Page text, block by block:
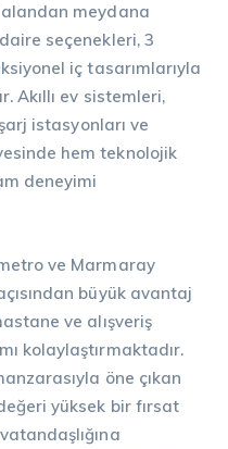
meydana
seçenekleri, 3
iç tasarımlarıyla
Akıllı ev sistemleri,
istasyonları ve
hem teknolojik
deneyimi
ve Marmaray
büyük avantaj
ve alışveriş
kolaylaştırmaktadır.
öne çıkan
yüksek bir fırsat